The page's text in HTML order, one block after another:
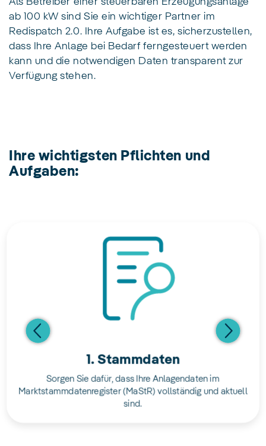
ab 100 kW sind Sie ein wichtiger Partner im
Redispatch 2.0. Ihre Aufgabe ist es, sicherzustellen,
dass Ihre Anlage bei Bedarf ferngesteuert werden
kann und die notwendigen Daten transparent zur
Verfügung stehen.
Ihre wichtigsten Pflichten und
Aufgaben:
1. Stammdaten
Sorgen Sie dafür, dass Ihre Anlagendaten im
Marktstammdatenregister (MaStR) vollständig und aktuell
sind.